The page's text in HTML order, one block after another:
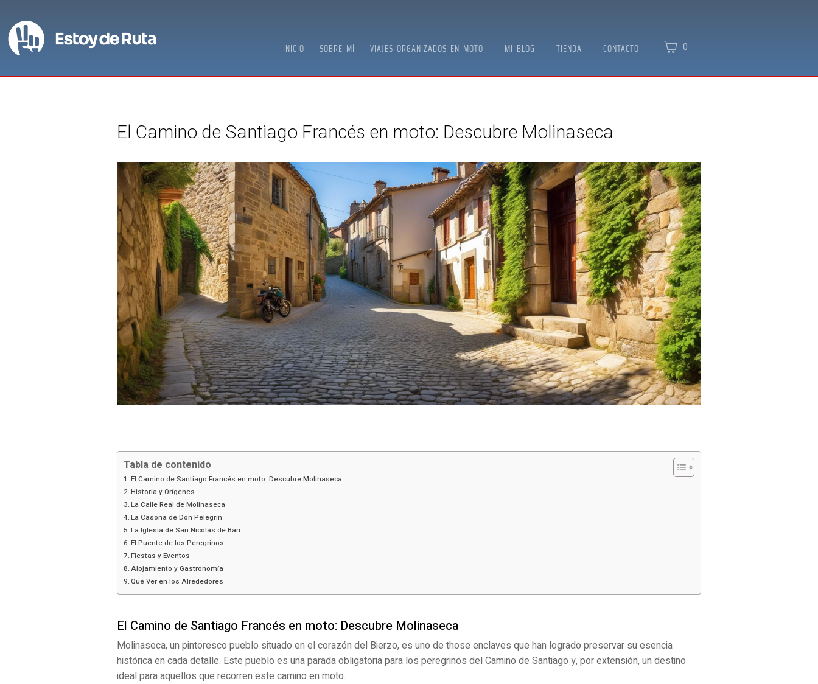
INICIO SOBRE MÍ VIAJES ORGANIZADOS EN MOTO MI BLOG TIENDA CONTACTO 0
El Camino de Santiago Francés en moto: Descubre Molinaseca
Tabla de contenido
El Camino de Santiago Francés en moto: Descubre Molinaseca
Historia y Orígenes
La Calle Real de Molinaseca
La Casona de Don Pelegrín
La Iglesia de San Nicolás de Bari
El Puente de los Peregrinos
Fiestas y Eventos
Alojamiento y Gastronomía
Qué Ver en los Alrededores
El Camino de Santiago Francés en moto: Descubre Molinaseca
Molinaseca, un pintoresco pueblo situado en el corazón del Bierzo, es uno de those enclaves que han logrado preservar su esencia
histórica en cada detalle. Este pueblo es una parada obligatoria para los peregrinos del Camino de Santiago y, por extensión, un destino
ideal para aquellos que recorren este camino en moto.